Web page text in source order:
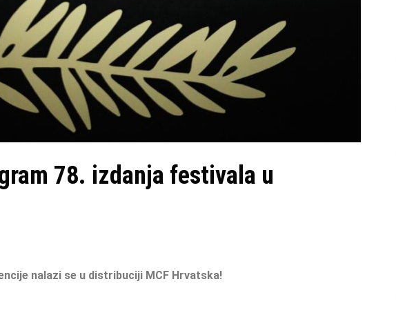
78. izdanja festivala u
nalazi se u distribuciji MCF Hrvatska!